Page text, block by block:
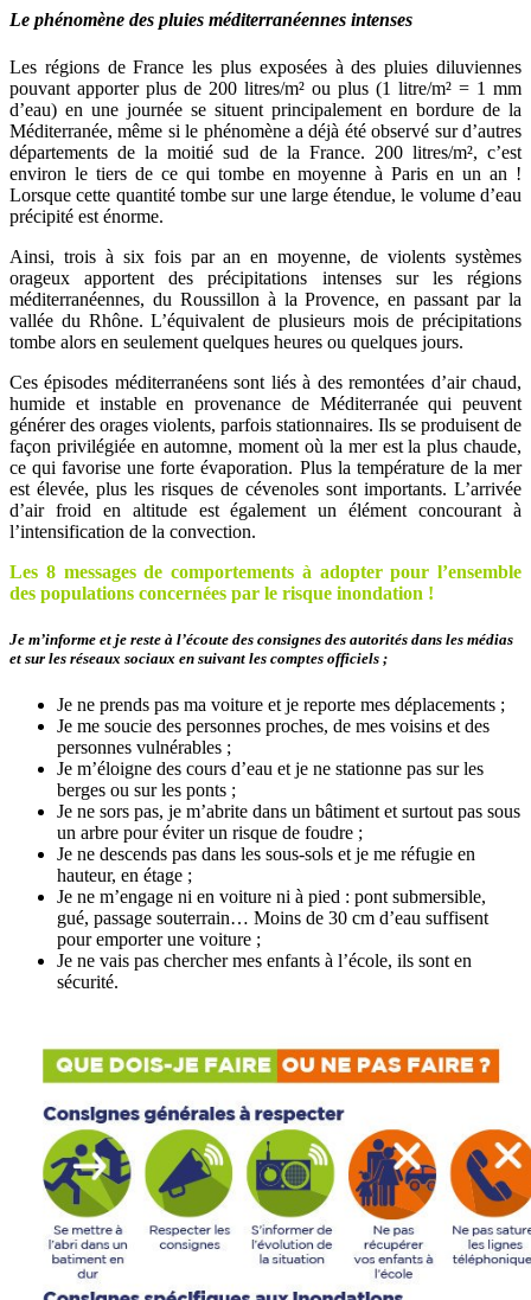
Le phénomène des pluies méditerranéennes intenses
Les régions de France les plus exposées à des pluies diluviennes
pouvant apporter plus de 200 litres/m² ou plus (1 litre/m² = 1 mm
d’eau) en une journée se situent principalement en bordure de la
Méditerranée, même si le phénomène a déjà été observé sur d’autres
départements de la moitié sud de la France. 200 litres/m², c’est
environ le tiers de ce qui tombe en moyenne à Paris en un an !
Lorsque cette quantité tombe sur une large étendue, le volume d’eau
précipité est énorme.
Ainsi, trois à six fois par an en moyenne, de violents systèmes
orageux apportent des précipitations intenses sur les régions
méditerranéennes, du Roussillon à la Provence, en passant par la
vallée du Rhône. L’équivalent de plusieurs mois de précipitations
tombe alors en seulement quelques heures ou quelques jours.
Ces épisodes méditerranéens sont liés à des remontées d’air chaud,
humide et instable en provenance de Méditerranée qui peuvent
générer des orages violents, parfois stationnaires. Ils se produisent de
façon privilégiée en automne, moment où la mer est la plus chaude,
ce qui favorise une forte évaporation. Plus la température de la mer
est élevée, plus les risques de cévenoles sont importants. L’arrivée
d’air froid en altitude est également un élément concourant à
l’intensification de la convection.
Les 8 messages de comportements à adopter pour l’ensemble
des populations concernées par le risque inondation !
Je m’informe et je reste à l’écoute des consignes des autorités dans les médias
et sur les réseaux sociaux en suivant les comptes officiels ;
Je ne prends pas ma voiture et je reporte mes déplacements ;
Je me soucie des personnes proches, de mes voisins et des
personnes vulnérables ;
Je m’éloigne des cours d’eau et je ne stationne pas sur les
berges ou sur les ponts ;
Je ne sors pas, je m’abrite dans un bâtiment et surtout pas sous
un arbre pour éviter un risque de foudre ;
Je ne descends pas dans les sous-sols et je me réfugie en
hauteur, en étage ;
Je ne m’engage ni en voiture ni à pied : pont submersible,
gué, passage souterrain… Moins de 30 cm d’eau suffisent
pour emporter une voiture ;
Je ne vais pas chercher mes enfants à l’école, ils sont en
sécurité.